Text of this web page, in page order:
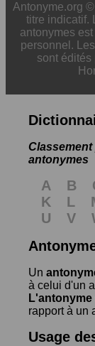
Antonyme.org
titre indicatif.
antonymes
personnel.
sont édités
antonymes
A B
K
L
U
V
Un
à celui d'un
L'antonyme
rapport à un
Usage